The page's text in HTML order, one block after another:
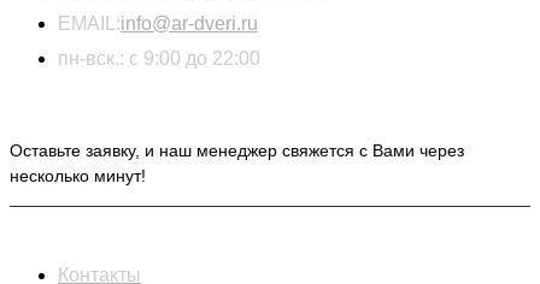
EMAIL:info@ar-dveri.ru
пн-вск.: с 9:00 до 22:00
Оставьте заявку, и наш менеджер свяжется с Вами через
несколько минут!
Контакты